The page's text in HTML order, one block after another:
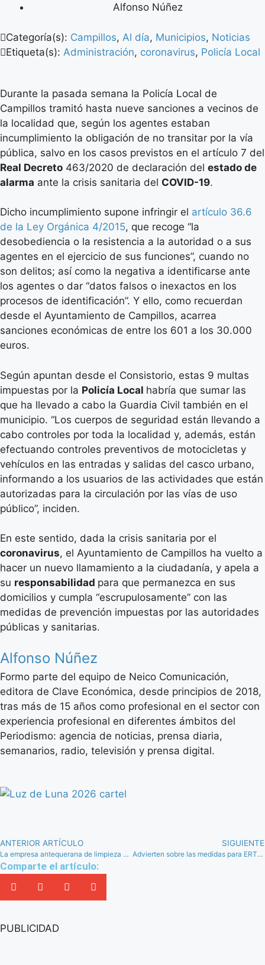
Alfonso Núñez
Categoría(s): Campillos, Al día, Municipios, Noticias
Etiqueta(s): Administración, coronavirus, Policía Local
Durante la pasada semana la Policía Local de
Campillos tramitó hasta nueve sanciones a vecinos de
la localidad que, según los agentes estaban
incumplimiento la obligación de no transitar por la vía
pública, salvo en los casos previstos en el artículo 7 del
Real Decreto 463/2020 de declaración del estado de
alarma ante la crisis sanitaria del COVID-19.
Dicho incumplimiento supone infringir el artículo 36.6
de la Ley Orgánica 4/2015, que recoge “la
desobediencia o la resistencia a la autoridad o a sus
agentes en el ejercicio de sus funciones”, cuando no
son delitos; así como la negativa a identificarse ante
los agentes o dar “datos falsos o inexactos en los
procesos de identificación”. Y ello, como recuerdan
desde el Ayuntamiento de Campillos, acarrea
sanciones económicas de entre los 601 a los 30.000
euros.
Según apuntan desde el Consistorio, estas 9 multas
impuestas por la Policía Local habría que sumar las
que ha llevado a cabo la Guardia Civil también en el
municipio. “Los cuerpos de seguridad están llevando a
cabo controles por toda la localidad y, además, están
efectuando controles preventivos de motocicletas y
vehículos en las entradas y salidas del casco urbano,
informando a los usuarios de las actividades que están
autorizadas para la circulación por las vías de uso
público”, inciden.
En este sentido, dada la crisis sanitaria por el
coronavirus, el Ayuntamiento de Campillos ha vuelto a
hacer un nuevo llamamiento a la ciudadanía, y apela a
su responsabilidad para que permanezca en sus
domicilios y cumpla “escrupulosamente” con las
medidas de prevención impuestas por las autoridades
públicas y sanitarias.
Alfonso Núñez
Formo parte del equipo de Neico Comunicación,
editora de Clave Económica, desde principios de 2018,
tras más de 15 años como profesional en el sector con
experiencia profesional en diferentes ámbitos del
Periodismo: agencia de noticias, prensa diaria,
semanarios, radio, televisión y prensa digital.
ANTERIOR ARTÍCULO
La empresa antequerana de limpieza CAL, viviendo dos caras de la misma moneda con la crisis del COVID-19
SIGUIENTE
Advierten sobre las medidas para ERTE y autónomos: “Hay muchos bulos que llegan al WhatsApp o las redes”
Comparte el artículo:
PUBLICIDAD